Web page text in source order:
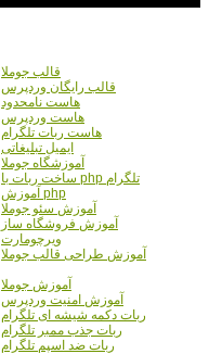
قالب جوملا
قالب رایگان وردپرس
هاست نامحدود
هاست وردپرس
هاست ربات تلگرام
ایمیل تبلیغاتی
آموزشگاه جوملا
ساخت ربات با php تلگرام
آموزش php
آموزش سئو جوملا
آموزش فروشگاه ساز
ویرچومارت
آموزش طراحی قالب جوملا
آموزش جوملا
آموزش امنیت وردپرس
ربات دکمه شیشه ای تلگرام
ربات جذب ممبر تلگرام
ربات ضد اسپم تلگرام